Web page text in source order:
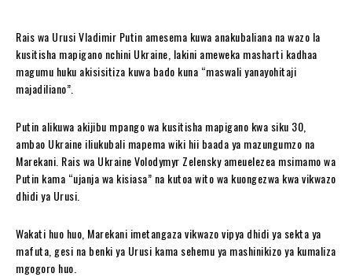
Rais wa Urusi Vladimir Putin amesema kuwa anakubaliana na wazo la
kusitisha mapigano nchini Ukraine, lakini ameweka masharti kadhaa
magumu huku akisisitiza kuwa bado kuna “maswali yanayohitaji
majadiliano”.
Putin alikuwa akijibu mpango wa kusitisha mapigano kwa siku 30,
ambao Ukraine iliukubali mapema wiki hii baada ya mazungumzo na
Marekani. Rais wa Ukraine Volodymyr Zelensky ameuelezea msimamo wa
Putin kama “ujanja wa kisiasa” na kutoa wito wa kuongezwa kwa vikwazo
dhidi ya Urusi.
Wakati huo huo, Marekani imetangaza vikwazo vipya dhidi ya sekta ya
mafuta, gesi na benki ya Urusi kama sehemu ya mashinikizo ya kumaliza
mgogoro huo.